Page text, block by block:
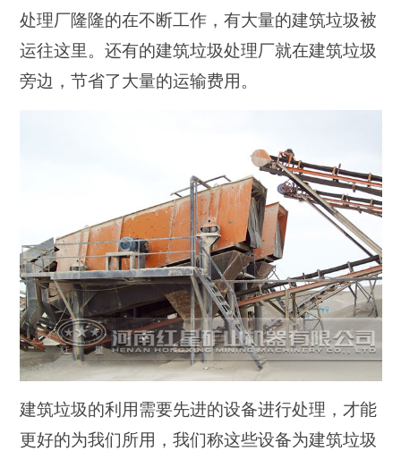
处理厂隆隆的在不断工作，有大量的建筑垃圾被
运往这里。还有的建筑垃圾处理厂就在建筑垃圾
旁边，节省了大量的运输费用。
建筑垃圾的利用需要先进的设备进行处理，才能
更好的为我们所用，我们称这些设备为建筑垃圾